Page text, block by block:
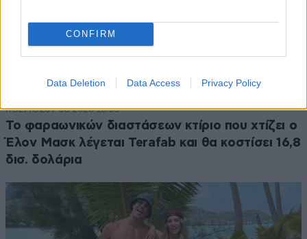
CONFIRM
Data Deletion Data Access Privacy Policy
ΚΟΣΜΟΣ07·08·2026 23:03
Το φαραωνικών διαστάσεων κτίριο που χτίζει ο
Έλον Μασκ λέγεται Terafab και θα κοστίσει 16,8
δισ. δολάρια